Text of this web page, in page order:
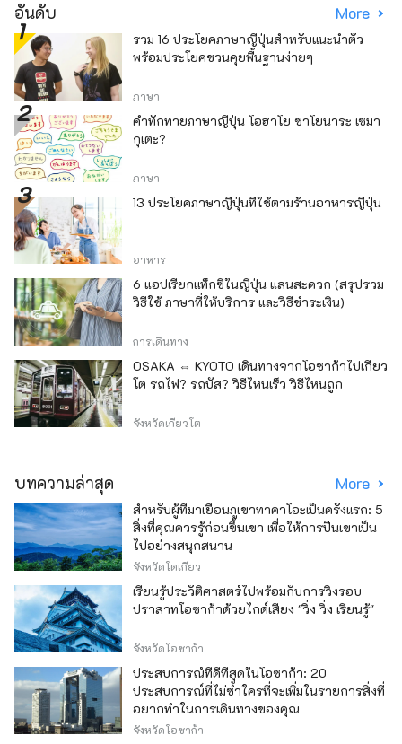
อันดับ More
รวม 16 ประโยคภาษาญี่ปุ่นสำหรับแนะนำตัว
พร้อมประโยคชวนคุยพื้นฐานง่ายๆ
ภาษา
คำทักทายภาษาญี่ปุ่น โอฮาโย ซาโยนาระ เซมา
กุเตะ?
ภาษา
13 ประโยคภาษาญี่ปุ่นที่ใช้ตามร้านอาหารญี่ปุ่น
อาหาร
6 แอปเรียกแท็กซี่ในญี่ปุ่น แสนสะดวก (สรุปรวม
วิธีใช้ ภาษาที่ให้บริการ และวิธีชำระเงิน)
การเดินทาง
OSAKA ⇔ KYOTO เดินทางจากโอซาก้าไปเกียว
โต รถไฟ? รถบัส? วิธีไหนเร็ว วิธีไหนถูก
จังหวัดเกียวโต
บทความล่าสุด More
สำหรับผู้ที่มาเยือนภูเขาทาคาโอะเป็นครั้งแรก: 5
สิ่งที่คุณควรรู้ก่อนขึ้นเขา เพื่อให้การปีนเขาเป็น
ไปอย่างสนุกสนาน
จังหวัดโตเกียว
เรียนรู้ประวัติศาสตร์ไปพร้อมกับการวิ่งรอบ
ปราสาทโอซาก้าด้วยไกด์เสียง "วิ่ง วิ่ง เรียนรู้"
จังหวัดโอซาก้า
ประสบการณ์ที่ดีที่สุดในโอซาก้า: 20
ประสบการณ์ที่ไม่ซ้ำใครที่จะเพิ่มในรายการสิ่งที่
อยากทำในการเดินทางของคุณ
จังหวัดโอซาก้า